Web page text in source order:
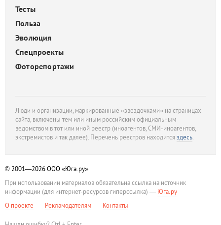
Тесты
Польза
Эволюция
Спецпроекты
Фоторепортажи
Люди и организации, маркированные «звездочками» на страницах
сайта, включены тем или иным российским официальным
ведомством в тот или иной реестр (иноагентов, СМИ-иноагентов,
экстремистов и так далее). Перечень реестров находитсяздесь.
© 2001—2026ООО «Юга.ру»
При использовании материалов обязательна ссылка на источник
информации (для интернет-ресурсов гиперссылка) — Юга.ру
О проекте
Рекламодателям Контакты